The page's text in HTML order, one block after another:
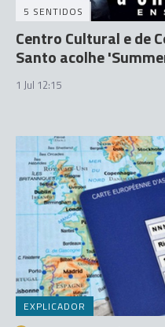
5 SENTIDOS
Centro Cultural e de
Santo acolhe
1 Jul 12:15
EXPLICADOR